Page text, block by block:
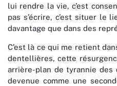
lui rendre la vie, c’est
pas s’écrire, c’est situer le
davantage que dans des
C’est là ce qui me retient
dentellières, cette
arrière-plan de tyrannie des
devenue comme une